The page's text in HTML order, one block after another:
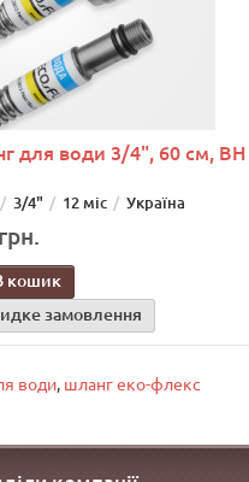
для води 3/4", 60 см, ВН
3/4" 12 міс Україна
кошик
замовлення
води, шланг еко-флекс